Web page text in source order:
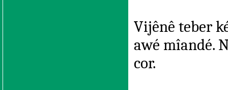
Vijênê teber
awé mîandé.
cor.